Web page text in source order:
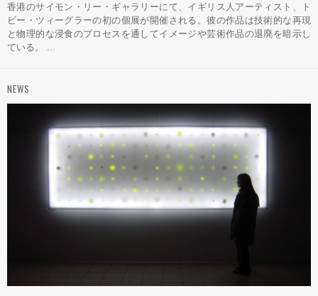
香港のサイモン・リー・ギャラリーにて、イギリス人アーティスト、ト
ビー・ツィーグラーの初の個展が開催される。彼の作品は技術的な再現
と物理的な浸食のプロセスを通してイメージや芸術作品の退廃を暗示し
ている。 ...
NEWS